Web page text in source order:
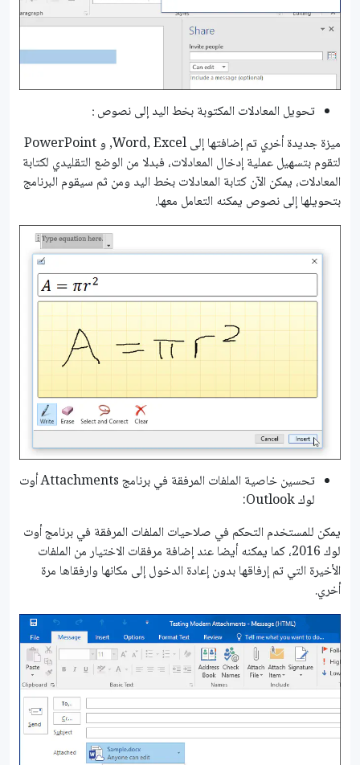
تحويل المعادلات المكتوبة بخط اليد إلى نصوص :
ميزة جديدة أخري تم إضافتها إلى Word, Excel, و PowerPoint
لتقوم بتسهيل عملية إدخال المعادلات، فبدلا من الوضع التقليدي لكتابة
المعادلات، يمكن اﻵن كتابة المعادلات بخط اليد ومن ثم سيقوم البرنامج
بتحويلها إلى نصوص يمكنه التعامل معها.
تحسين خاصية الملفات المرفقة في برنامج Attachments أوت
لوك Outlook:
يمكن للمستخدم التحكم في صلاحيات الملفات المرفقة في برنامج أوت
لوك 2016، كما يمكنه أيضا عند إضافة مرفقات الاختيار من الملفات
الأخيرة التي تم إرفاقها بدون إعادة الدخول إلى مكانها وارفقاها مرة
أخري.